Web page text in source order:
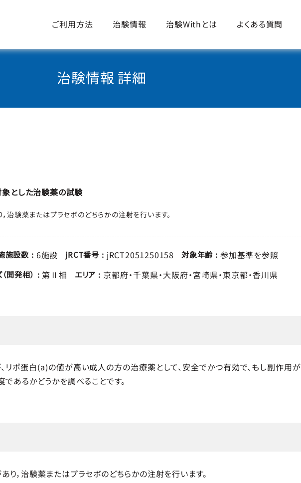
ご利用方法 治験情報 治験Withとは よくある質問
治験情報 詳細
とした治験薬の試験
治験薬またはプラセボのどちらかの注射を行います。
施設数 6施設 jRCT番号 jRCT2051250158 対象年齢 参加基準を参照
開発相） 第Ⅱ相 エリア 京都府 千葉県 大阪府 宮崎県 東京都 香川県
リポ蛋白(a)の値が高い成人の方の治療薬として、安全でかつ有効で、もし副作用が
あるかどうかを調べることです。
，治験薬またはプラセボのどちらかの注射を行います。